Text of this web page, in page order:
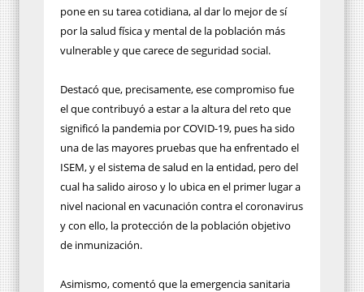
pone en su tarea cotidiana, al dar lo mejor de sí
por la salud física y mental de la población más
vulnerable y que carece de seguridad social.
Destacó que, precisamente, ese compromiso fue
el que contribuyó a estar a la altura del reto que
significó la pandemia por COVID-19, pues ha sido
una de las mayores pruebas que ha enfrentado el
ISEM, y el sistema de salud en la entidad, pero del
cual ha salido airoso y lo ubica en el primer lugar a
nivel nacional en vacunación contra el coronavirus
y con ello, la protección de la población objetivo
de inmunización.
Asimismo, comentó que la emergencia sanitaria